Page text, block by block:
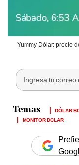
Yummy Dólar: precio
DÓLAR
MONITOR DOLAR